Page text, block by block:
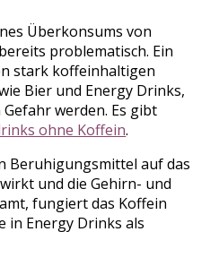
Überkonsums von
problematisch. Ein
stark koffeinhaltigen
Bier und Energy Drinks,
werden. Es gibt
ohne Koffein.
Beruhigungsmittel auf das
und die Gehirn- und
fungiert das Koffein
in Energy Drinks als